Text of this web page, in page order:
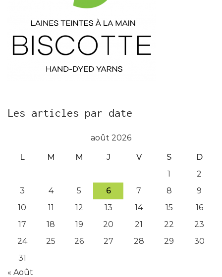
Les articles par date
août 2026
L M M J V S
D
1
2
3
4 5 6 7 8
9
10
11 12 13 14 15
16
17
18 19 20 21 22
23
24
25 26 27 28 29
30
31
« Août